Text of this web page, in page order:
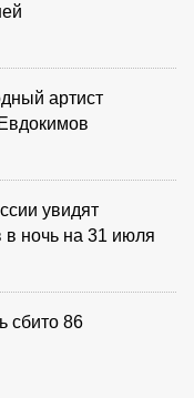
артист
увидят
ночь на 31 июля
сбито 86